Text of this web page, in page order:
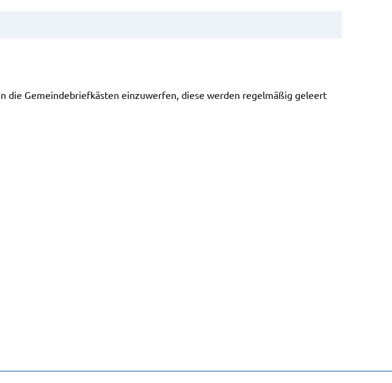
die Gemeindebriefkästen einzuwerfen, diese werden regelmäßig geleert